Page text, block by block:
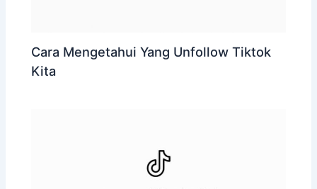
Cara Mengetahui Yang Unfollow Tiktok
Kita